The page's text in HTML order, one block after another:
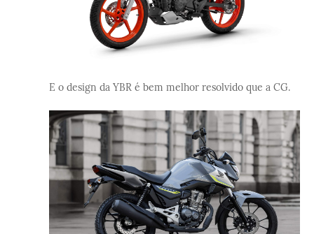
E o design da YBR é bem melhor resolvido que a CG.